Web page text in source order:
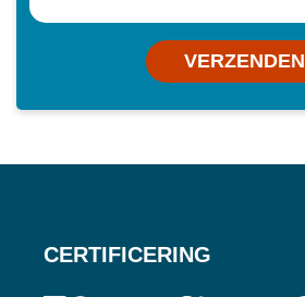
VERZENDEN
CERTIFICERING